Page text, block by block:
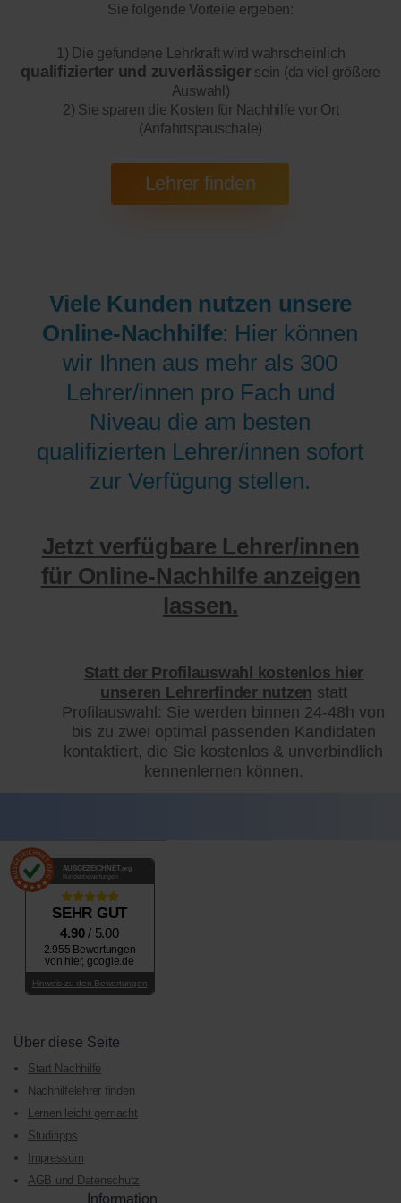
Sie folgende Vorteile ergeben:
1) Die gefundene Lehrkraft wird wahrscheinlich
qualifizierter und zuverlässigersein (da viel größere
Auswahl)
2) Sie sparen die Kosten für Nachhilfe vor Ort
(Anfahrtspauschale)
Viele Kunden nutzen unsere
Online-Nachhilfe: Hier können
wir Ihnen aus mehr als 300
Lehrer/innen pro Fach und
Niveau die am besten
qualifizierten Lehrer/innen sofort
zur Verfügung stellen.
Jetzt verfügbare Lehrer/innen
für Online-Nachhilfe anzeigen
lassen.
Statt der Profilauswahl kostenlos hier
unseren Lehrerfinder nutzen statt
Profilauswahl: Sie werden binnen 24-48h von
bis zu zwei optimal passenden Kandidaten
kontaktiert, die Sie kostenlos & unverbindlich
kennenlernen können.
AUSGEZEICHNET .org
Kundenbewertungen
SEHR GUT
4.90/ 5.00
2.955 Bewertungen
von hier, google.de
Hinweis zu den Bewertungen
Über diese Seite
Start Nachhilfe
Nachhilfelehrer finden
Lernen leicht gemacht
Studitipps
Impressum
AGB und Datenschutz
Information